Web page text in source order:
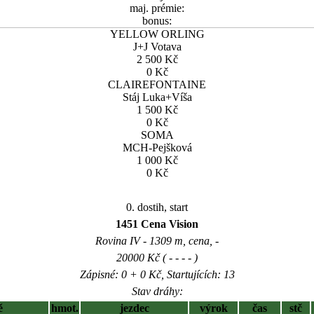
maj. prémie:
bonus:
YELLOW ORLING
J+J Votava
2 500 Kč
0 Kč
CLAIREFONTAINE
Stáj Luka+Víša
1 500 Kč
0 Kč
SOMA
MCH-Pejšková
1 000 Kč
0 Kč
0. dostih, start
1451 Cena Vision
Rovina IV - 1309 m, cena, -
20000 Kč ( - - - - )
Zápisné: 0 + 0 Kč, Startujících: 13
Stav dráhy:
hmot. jezdec výrok čas stč